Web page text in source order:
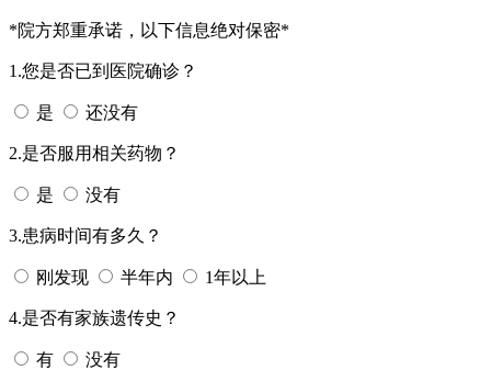
*院方郑重承诺，以下信息绝对保密*
1.您是否已到医院确诊？
是 还没有
2.是否服用相关药物？
是 没有
3.患病时间有多久？
刚发现 半年内 1年以上
4.是否有家族遗传史？
有 没有